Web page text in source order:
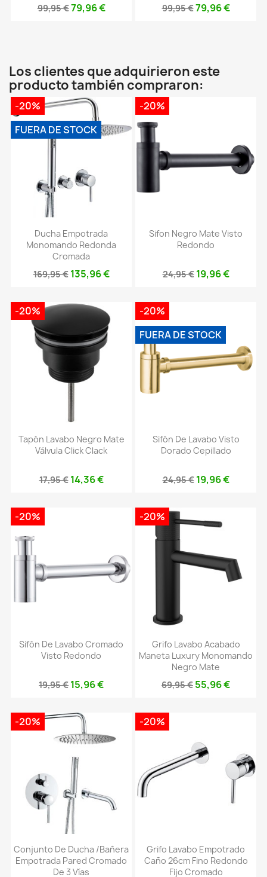
99,95 €79,96 €
99,95 €79,96 €
Los clientes que adquirieron este
producto también compraron:
Ducha Empotrada
Monomando Redonda
Cromada
169,95 € 135,96 €
-20%
FUERA DE STOCK
Sifon Negro Mate Visto
Redondo
24,95 € 19,96 €
-20%
Tapón Lavabo Negro Mate
Válvula Click Clack
17,95 € 14,36 €
-20%
Sifón De Lavabo Visto
Dorado Cepillado
24,95 € 19,96 €
-20%
FUERA DE STOCK
Sifón De Lavabo Cromado
Visto Redondo
19,95 € 15,96 €
-20%
Grifo Lavabo Acabado
Maneta Luxury Monomando
Negro Mate
69,95 € 55,96 €
-20%
Conjunto De Ducha /bañera
Empotrada Pared Cromado
De 3 Vías
-20%
Grifo Lavabo Empotrado
Caño 26cm Fino Redondo
Fijo Cromado
-20%